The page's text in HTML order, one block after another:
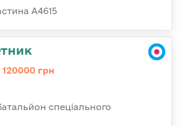
А4615
120000 грн
спеціального